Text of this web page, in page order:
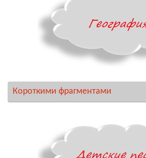
Короткими фрагментами